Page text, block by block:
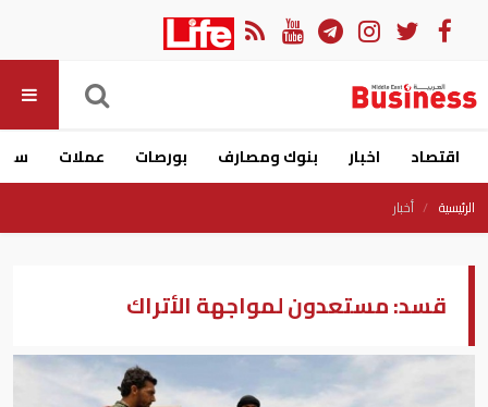
اقتصاد اخبار بنوك ومصارف بورصات عملات
الرئيسية أخبار
قسد: مستعدون لمواجهة الأتراك